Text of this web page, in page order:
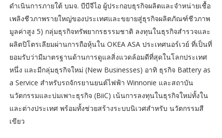
ดำเนินการภายใต้ บมจ. บีบีจีไอ ผู้ประกอบธุรกิจผลิตและจำหน่ายเชื้อ
เพลิงชีวภาพรายใหญ่ของประเทศและขยายสู่ธุรกิจผลิตภัณฑ์ชีวภาพ
มูลค่าสูง 5) กลุ่มธุรกิจทรัพยากรธรรมชาติ ลงทุนในธุรกิจสำรวจและ
ผลิตปิโตรเลียมผ่านการถือหุ้นใน OKEA ASA ประเทศนอร์เวย์ ที่เป็นที่
ยอมรับว่ามีมาตรฐานด้านการดูแลสิ่งแวดล้อมดีที่สุดในโลกประเทศ
หนึ่ง และมีกลุ่มธุรกิจใหม่ (New Businesses) อาทิ ธุรกิจ Battery as
a Service สำหรับรถจักรยานยนต์ไฟฟ้า Winnonie และสถาบัน
นวัตกรรมและบ่มเพาะธุรกิจ (BiiC) เน้นการลงทุนในธุรกิจใหม่ทั้งใน
และต่างประเทศ พร้อมทั้งช่วยสร้างระบบนิเวศสำหรับ นวัตกรรมสี
เขียว